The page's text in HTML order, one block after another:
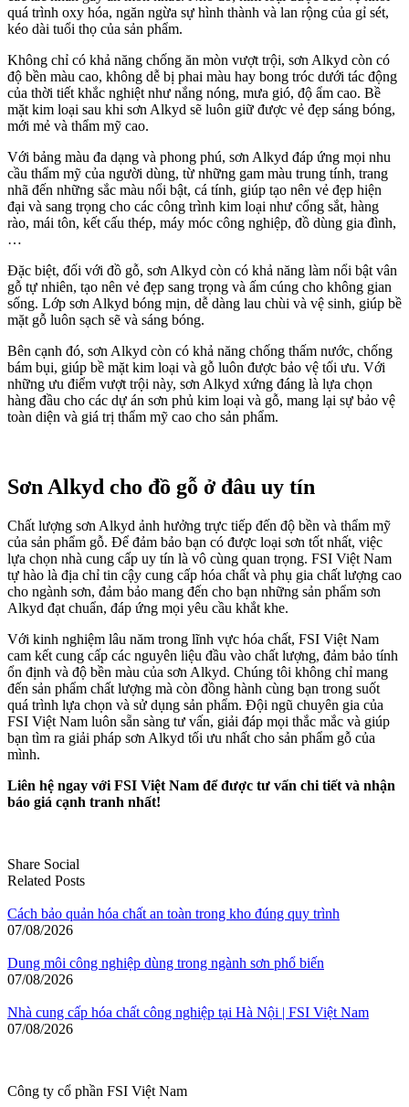
quá trình oxy hóa, ngăn ngừa sự hình thành và lan rộng của gỉ sét,
kéo dài tuổi thọ của sản phẩm.
Không chỉ có khả năng chống ăn mòn vượt trội, sơn Alkyd còn có
độ bền màu cao, không dễ bị phai màu hay bong tróc dưới tác động
của thời tiết khắc nghiệt như nắng nóng, mưa gió, độ ẩm cao. Bề
mặt kim loại sau khi sơn Alkyd sẽ luôn giữ được vẻ đẹp sáng bóng,
mới mẻ và thẩm mỹ cao.
Với bảng màu đa dạng và phong phú, sơn Alkyd đáp ứng mọi nhu
cầu thẩm mỹ của người dùng, từ những gam màu trung tính, trang
nhã đến những sắc màu nổi bật, cá tính, giúp tạo nên vẻ đẹp hiện
đại và sang trọng cho các công trình kim loại như cổng sắt, hàng
rào, mái tôn, kết cấu thép, máy móc công nghiệp, đồ dùng gia đình,
…
Đặc biệt, đối với đồ gỗ, sơn Alkyd còn có khả năng làm nổi bật vân
gỗ tự nhiên, tạo nên vẻ đẹp sang trọng và ấm cúng cho không gian
sống. Lớp sơn Alkyd bóng mịn, dễ dàng lau chùi và vệ sinh, giúp bề
mặt gỗ luôn sạch sẽ và sáng bóng.
Bên cạnh đó, sơn Alkyd còn có khả năng chống thấm nước, chống
bám bụi, giúp bề mặt kim loại và gỗ luôn được bảo vệ tối ưu. Với
những ưu điểm vượt trội này, sơn Alkyd xứng đáng là lựa chọn
hàng đầu cho các dự án sơn phủ kim loại và gỗ, mang lại sự bảo vệ
toàn diện và giá trị thẩm mỹ cao cho sản phẩm.
Sơn Alkyd cho đồ gỗ ở đâu uy tín
Chất lượng sơn Alkyd ảnh hưởng trực tiếp đến độ bền và thẩm mỹ
của sản phẩm gỗ. Để đảm bảo bạn có được loại sơn tốt nhất, việc
lựa chọn nhà cung cấp uy tín là vô cùng quan trọng. FSI Việt Nam
tự hào là địa chỉ tin cậy cung cấp hóa chất và phụ gia chất lượng cao
cho ngành sơn, đảm bảo mang đến cho bạn những sản phẩm sơn
Alkyd đạt chuẩn, đáp ứng mọi yêu cầu khắt khe.
Với kinh nghiệm lâu năm trong lĩnh vực hóa chất, FSI Việt Nam
cam kết cung cấp các nguyên liệu đầu vào chất lượng, đảm bảo tính
ổn định và độ bền màu của sơn Alkyd. Chúng tôi không chỉ mang
đến sản phẩm chất lượng mà còn đồng hành cùng bạn trong suốt
quá trình lựa chọn và sử dụng sản phẩm. Đội ngũ chuyên gia của
FSI Việt Nam luôn sẵn sàng tư vấn, giải đáp mọi thắc mắc và giúp
bạn tìm ra giải pháp sơn Alkyd tối ưu nhất cho sản phẩm gỗ của
mình.
Liên hệ ngay với FSI Việt Nam để được tư vấn chi tiết và nhận
báo giá cạnh tranh nhất!
Share Social
Related Posts
Cách bảo quản hóa chất an toàn trong kho đúng quy trình
07/08/2026
Dung môi công nghiệp dùng trong ngành sơn phổ biến
07/08/2026
Nhà cung cấp hóa chất công nghiệp tại Hà Nội | FSI Việt Nam
07/08/2026
Công ty cổ phần FSI Việt Nam